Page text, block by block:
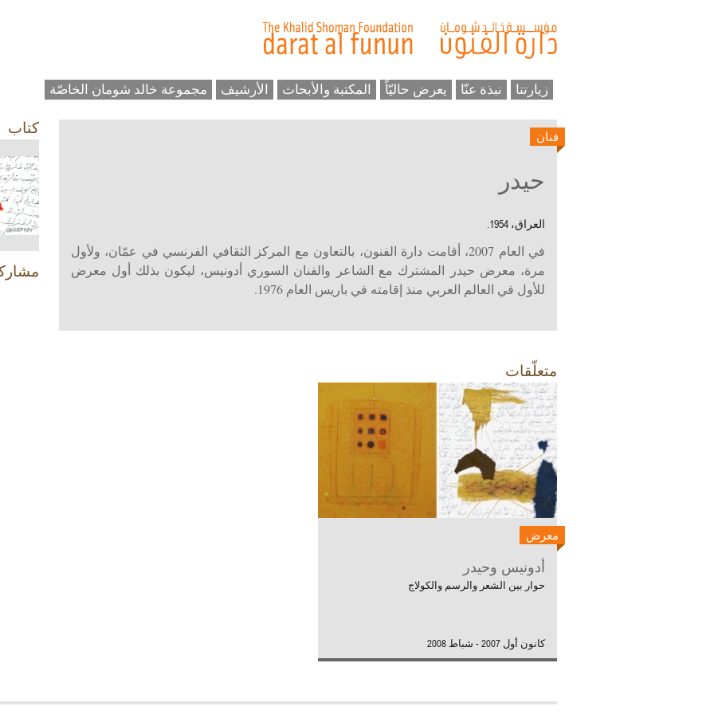
زيارتنا نبذة عنّا يعرض حاليّاً المكتبة والأبحاث الأرشيف مجموعة خالد شومان الخاصّة
فنان
حيدر
العراق، 1954.
في العام 2007، أقامت دارة الفنون، بالتعاون مع المركز الثقافي الفرنسي في عمّان، ولأول
مرة، معرض حيدر المشترك مع الشاعر والفنان السوري أدونيس، ليكون بذلك أول معرض
للأول في العالم العربي منذ إقامته في باريس العام 1976.
كتاب
متعلّقات
معرض
أدونيس وحيدر
حوار بين الشعر والرسم والكولاج
كانون أول 2007 - شباط 2008